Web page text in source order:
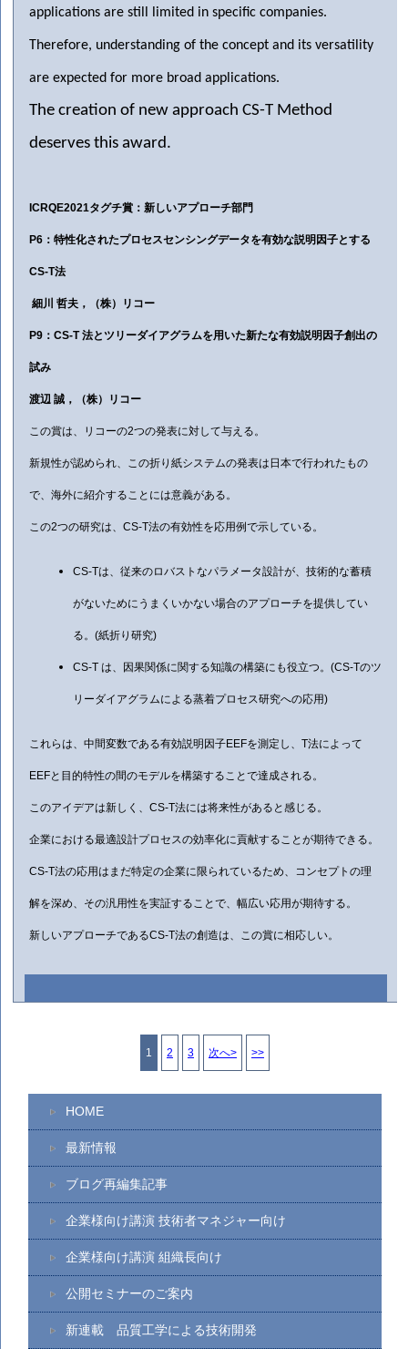
applications are still limited in specific companies.
Therefore, understanding of the concept and its versatility
are expected for more broad applications.
The creation of new approach CS-T Method
deserves this award.
ICRQE2021タグチ賞：新しいアプローチ部門
P6 ：特性化されたプロセスセンシングデータを有効な説明因子とする
CS-T法
細川 哲夫，（株）リコー
P9 ：CS-T法とツリーダイアグラムを用いた新たな有効説明因子創出の
試み
渡辺 誠，（株）リコー
この賞は、リコーの2つの発表に対して与える。
新規性が認められ、この折り紙システムの発表は日本で行われたもの
で、海外に紹介することには意義がある。
この2つの研究は、CS-T法の有効性を応用例で示している。
CS-Tは、従来のロバストなパラメータ設計が、技術的な蓄積
がないためにうまくいかない場合のアプローチを提供してい
る。(紙折り研究)
CS-Tは、因果関係に関する知識の構築にも役立つ。(CS-Tのツ
リーダイアグラムによる蒸着プロセス研究への応用)
これらは、中間変数である有効説明因子EEFを測定し、T法によって
EEFと目的特性の間のモデルを構築することで達成される。
このアイデアは新しく、CS-T法には将来性があると感じる。
企業における最適設計プロセスの効率化に貢献することが期待できる。
CS-T法の応用はまだ特定の企業に限られているため、コンセプトの理
解を深め、その汎用性を実証することで、幅広い応用が期待する。
新しいアプローチであるCS-T法の創造は、この賞に相応しい。
1 2 3 次へ> >>
HOME
最新情報
ブログ再編集記事
企業様向け講演 技術者マネジャー向け
企業様向け講演 組織長向け
公開セミナーのご案内
新連載 品質工学による技術開発